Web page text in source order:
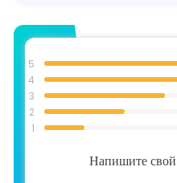
5
4
3
2
1
Напишите свой